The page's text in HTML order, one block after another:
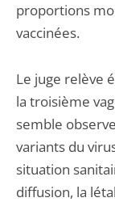
proportions
vaccinées.
Le juge relève
la troisième
semble
variants du
situation
diffusion, la